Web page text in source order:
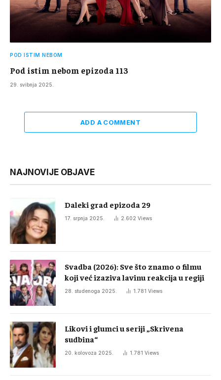
POD ISTIM NEBOM
Pod istim nebom epizoda 113
29. svibnja 2025.
ADD A COMMENT
NAJNOVIJE OBJAVE
Daleki grad epizoda 29
17. srpnja 2025. 2.602 Views
Svadba (2026): Sve što znamo o filmu
koji već izaziva lavinu reakcija u regiji
28. studenoga 2025. 1.781 Views
Likovi i glumci u seriji „Skrivena
sudbina“
20. kolovoza 2025. 1.781 Views